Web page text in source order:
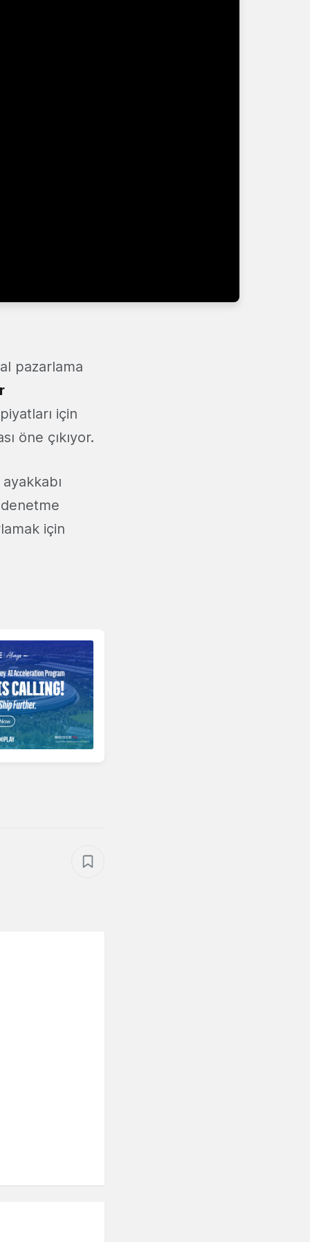
pazarlama
için
öne çıkıyor.
için